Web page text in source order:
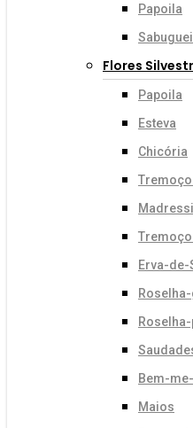
Papoila
Flores
Papoila
Esteva
Chicória
Erva-de-
Bem-
Maios